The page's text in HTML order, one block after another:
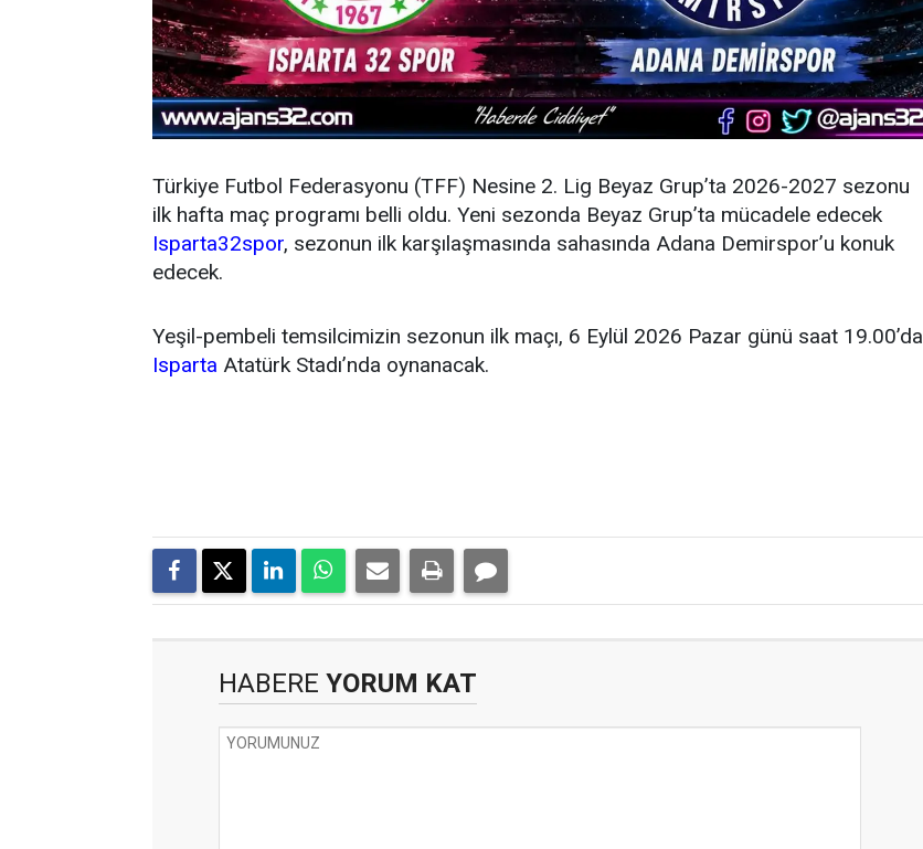
Türkiye Futbol Federasyonu (TFF) Nesine 2. Lig Beyaz Grup’ta 2026-2027 sezonu
ilk hafta maç programı belli oldu. Yeni sezonda Beyaz Grup’ta mücadele edecek
Isparta32spor, sezonun ilk karşılaşmasında sahasında Adana Demirspor’u konuk
edecek.
Yeşil-pembeli temsilcimizin sezonun ilk maçı, 6 Eylül 2026 Pazar günü saat 19.00’da
Isparta Atatürk Stadı’nda oynanacak.
HABERE YORUM KAT